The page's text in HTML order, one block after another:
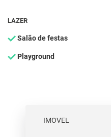
LAZER
Salão de festas
Playground
IMOVEL